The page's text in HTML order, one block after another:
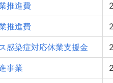
推進費
推進費
感染症対応休業支援金
事業